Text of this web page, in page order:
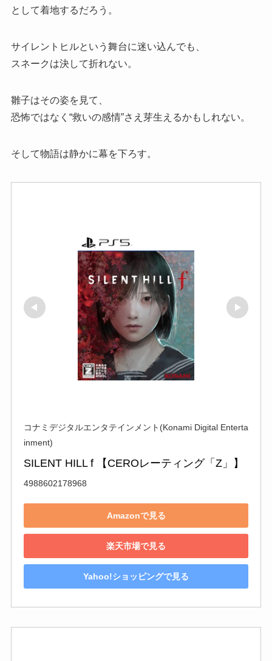
として着地するだろう。
サイレントヒルという舞台に迷い込んでも、
スネークは決して折れない。
雛子はその姿を見て、
恐怖ではなく“救いの感情”さえ芽生えるかもしれない。
そして物語は静かに幕を下ろす。
コナミデジタルエンタテインメント(Konami Digital Enterta
inment)
SILENT HILL f 【CEROレーティング「Z」】
4988602178968
Amazonで見る
楽天市場で見る
Yahoo!ショッピングで見る